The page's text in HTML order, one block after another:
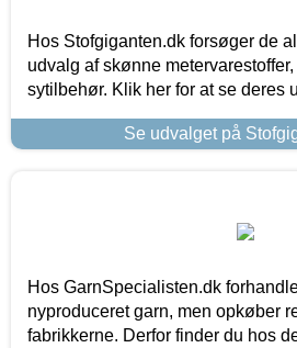
Hos Stofgiganten.dk forsøger de
udvalg af skønne
sytilbehør. Klik her for at se deres
Se udvalget på
Hos GarnSpecialisten.dk
nyproduceret garn, men opkøber
fabrikkerne. Derfor finder du hos